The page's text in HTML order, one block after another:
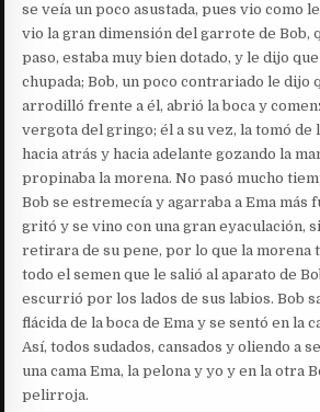
se veía un poco asustada, pues vio como
vio la gran dimensión del garrote de Bob,
paso, estaba muy bien dotado, y le dijo
chupada; Bob, un poco contrariado le dijo
arrodilló frente a él, abrió la boca y
vergota del gringo; él a su vez, la tomó de
hacia atrás y hacia adelante gozando la
propinaba la morena. No pasó mucho
Bob se estremecía y agarraba a Ema más
gritó y se vino con una gran eyaculación,
retirara de su pene, por lo que la morena
todo el semen que le salió al aparato de
escurrió por los lados de sus labios. Bob
flácida de la boca de Ema y se sentó en la
Así, todos sudados, cansados y oliendo a
una cama Ema, la pelona y yo y en la otra
pelirroja.